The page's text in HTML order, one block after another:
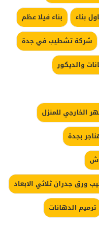
بناء
بناء فيلا عظم
شركة تشطيب في جدة
والديكور
الخارجي للمنزل
بجدة
ورق جدران ثلاثي الابعاد
ترميم الدهانات